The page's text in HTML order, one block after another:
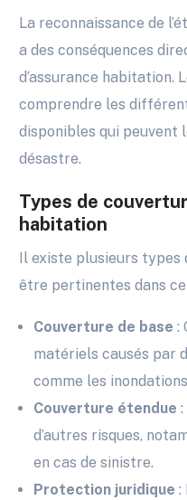
La reconnaissance de
a des conséquences
d’assurance habitation.
comprendre les
disponibles qui
désastre.
Types de
habitation
Il existe plusieurs
être pertinentes dans
Couverture de base :
matériels causés par
comme les
Couverture étendue
d’autres risques,
en cas de sinistre.
Protection juridique :